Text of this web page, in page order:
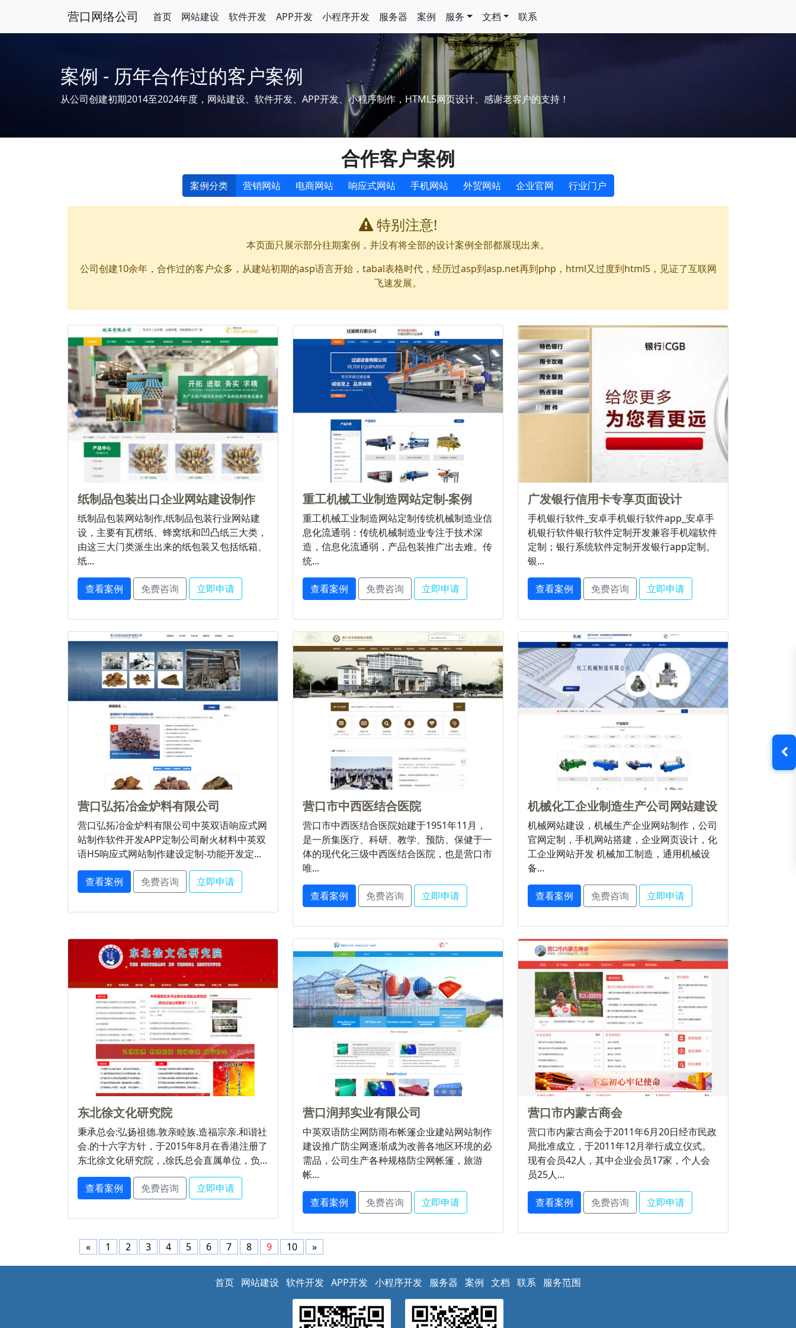
营口网络公司 首页 网站建设 软件开发 APP开发 小程序开发 服务器 案例 服务 文档 联系
案例 - 历年合作过的客户案例
从公司创建初期2014至2024年度，网站建设、软件开发、APP开发、小程序制作，HTML5网页设计、感谢老客户的支持！
合作客户案例
案例分类 营销网站 电商网站 响应式网站 手机网站 外贸网站 企业官网 行业门户
特别注意!
本页面只展示部分往期案例，并没有将全部的设计案例全部都展现出来。
公司创建10余年，合作过的客户众多，从建站初期的asp语言开始，tabal表格时代，经历过asp到asp.net再到php，html又过度到html5，见证了互联网
飞速发展。
纸制品包装出口企业网站建设制作
纸制品包装网站制作,纸制品包装行业网站建
设，主要有瓦楞纸、蜂窝纸和凹凸纸三大类，
由这三大门类派生出来的纸包装又包括纸箱、
纸...
查看案例 免费咨询 立即申请
重工机械工业制造网站定制-案例
重工机械工业制造网站定制传统机械制造业信
息化流通弱：传统机械制造业专注于技术深
造，信息化流通弱，产品包装推广出去难。传
统...
查看案例 免费咨询 立即申请
广发银行信用卡专享页面设计
手机银行软件_安卓手机银行软件app_安卓手
机银行软件银行软件定制开发兼容手机端软件
定制；银行系统软件定制开发银行app定制。
银...
查看案例 免费咨询 立即申请
营口弘拓冶金炉料有限公司
营口弘拓冶金炉料有限公司中英双语响应式网
站制作软件开发APP定制公司耐火材料中英双
语H5响应式网站制作建设定制-功能开发定...
查看案例 免费咨询 立即申请
营口市中西医结合医院
营口市中西医结合医院始建于1951年11月，
是一所集医疗、科研、教学、预防、保健于一
体的现代化三级中西医结合医院，也是营口市
唯...
查看案例 免费咨询 立即申请
机械化工企业制造生产公司网站建设
机械网站建设，机械生产企业网站制作，公司
官网定制，手机网站搭建，企业网页设计，化
工企业网站开发 机械加工制造，通用机械设
备...
查看案例 免费咨询 立即申请
东北徐文化研究院
秉承总会:弘扬祖德.敦亲睦族.造福宗亲.和谐社
会.的十六字方针，于2015年8月在香港注册了
东北徐文化研究院，,徐氏总会直属单位，负...
查看案例 免费咨询 立即申请
营口润邦实业有限公司
中英双语防尘网防雨布帐篷企业建站网站制作
建设推广防尘网逐渐成为改善各地区环境的必
需品，公司生产各种规格防尘网帐篷，旅游
帐...
查看案例 免费咨询 立即申请
营口市内蒙古商会
营口市内蒙古商会于2011年6月20日经市民政
局批准成立，于2011年12月举行成立仪式。
现有会员42人，其中企业会员17家，个人会
员25人...
查看案例 免费咨询 立即申请
« 1 2 3 4 5 6 7 8 9 10 »
首页 网站建设 软件开发 APP开发 小程序开发 服务器 案例 文档 联系 服务范围